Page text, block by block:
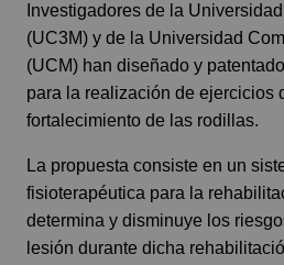
Investigadores de la
(UC3M) y de la Universidad
(UCM) han diseñado y
para la realización de ejercicios
fortalecimiento de las rodillas.
La propuesta consiste en un
fisioterapéutica para la
determina y disminuye los
lesión durante dicha